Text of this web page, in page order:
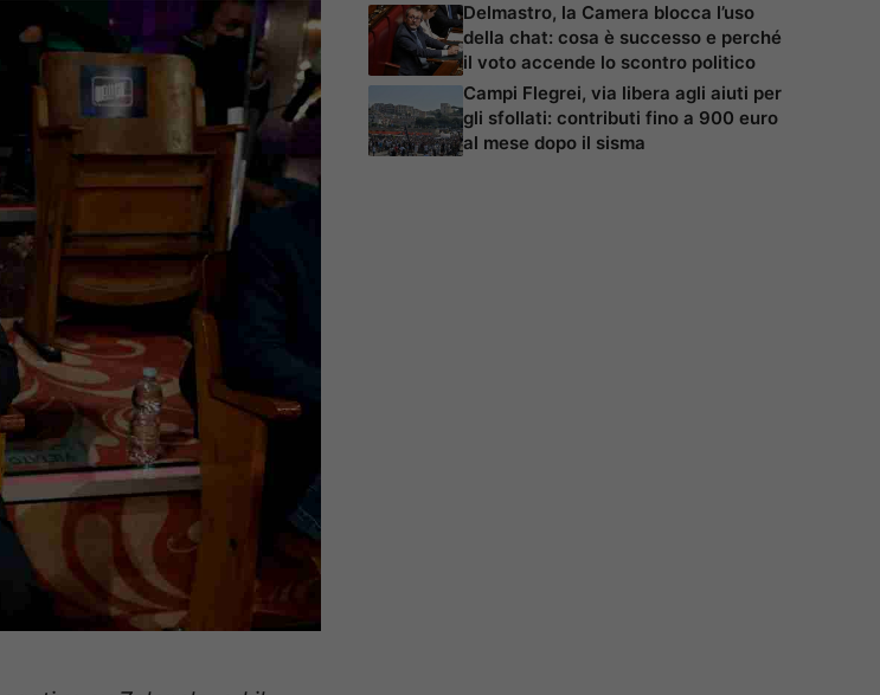
Delmastro, la Camera blocca l’uso
della chat: cosa è successo e perché
il voto accende lo scontro politico
Campi Flegrei, via libera agli aiuti per
gli sfollati: contributi fino a 900 euro
al mese dopo il sisma